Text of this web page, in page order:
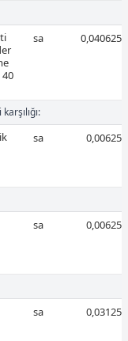
sa 0,040625
sa 0,00625
sa 0,00625
sa 0,03125